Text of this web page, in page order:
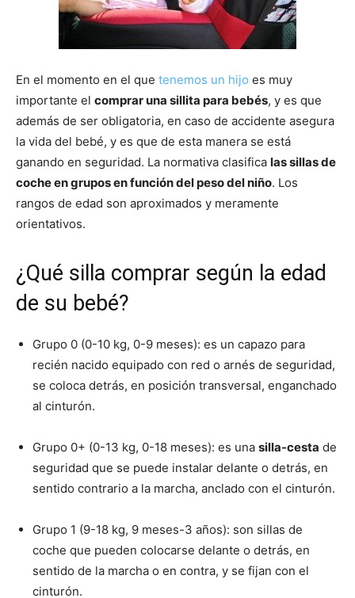
En el momento en el que tenemos un hijo es muy
importante el comprar una sillita para bebés, y es que
además de ser obligatoria, en caso de accidente asegura
la vida del bebé, y es que de esta manera se está
ganando en seguridad. La normativa clasifica las sillas de
coche en grupos en función del peso del niño. Los
rangos de edad son aproximados y meramente
orientativos.
¿Qué silla comprar según la edad
de su bebé?
Grupo 0 (0-10 kg, 0-9 meses): es un capazo para
recién nacido equipado con red o arnés de seguridad,
se coloca detrás, en posición transversal, enganchado
al cinturón.
Grupo 0+ (0-13 kg, 0-18 meses): es una silla-cesta de
seguridad que se puede instalar delante o detrás, en
sentido contrario a la marcha, anclado con el cinturón.
Grupo 1 (9-18 kg, 9 meses-3 años): son sillas de
coche que pueden colocarse delante o detrás, en
sentido de la marcha o en contra, y se fijan con el
cinturón.